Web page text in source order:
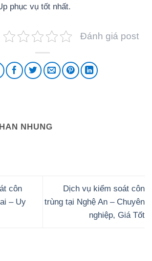
phục vụ tốt nhất.
Đánh giá post
HAN NHUNG
côn
– Uy
Dịch vụ kiểm soát côn
trùng tại Nghệ An – Chuyên
nghiệp, Giá Tốt